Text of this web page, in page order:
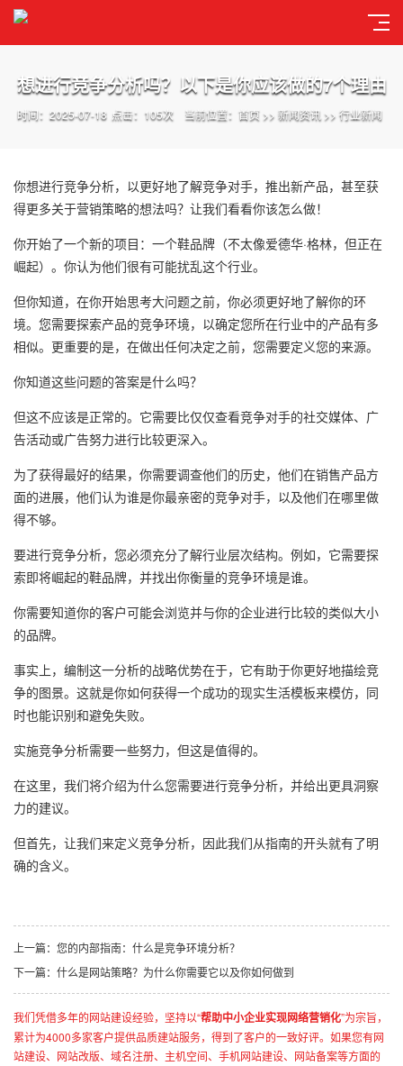
想进行竞争分析吗？以下是你应该做的7个理由
当前位置： 首页>> 新闻资讯 >> 行业新闻
时间：2025-07-18 点击：105次
你想进行竞争分析，以更好地了解竞争对手，推出新产品，甚至获
得更多关于营销策略的想法吗？让我们看看你该怎么做！
你开始了一个新的项目：一个鞋品牌（不太像爱德华·格林，但正在
崛起）。你认为他们很有可能扰乱这个行业。
但你知道，在你开始思考大问题之前，你必须更好地了解你的环
境。您需要探索产品的竞争环境，以确定您所在行业中的产品有多
相似。更重要的是，在做出任何决定之前，您需要定义您的来源。
你知道这些问题的答案是什么吗？
但这不应该是正常的。它需要比仅仅查看竞争对手的社交媒体、广
告活动或广告努力进行比较更深入。
为了获得最好的结果，你需要调查他们的历史，他们在销售产品方
面的进展，他们认为谁是你最亲密的竞争对手，以及他们在哪里做
得不够。
要进行竞争分析，您必须充分了解行业层次结构。例如，它需要探
索即将崛起的鞋品牌，并找出你衡量的竞争环境是谁。
你需要知道你的客户可能会浏览并与你的企业进行比较的类似大小
的品牌。
事实上，编制这一分析的战略优势在于，它有助于你更好地描绘竞
争的图景。这就是你如何获得一个成功的现实生活模板来模仿，同
时也能识别和避免失败。
实施竞争分析需要一些努力，但这是值得的。
在这里，我们将介绍为什么您需要进行竞争分析，并给出更具洞察
力的建议。
但首先，让我们来定义竞争分析，因此我们从指南的开头就有了明
确的含义。
上一篇： 您的内部指南：什么是竞争环境分析？
下一篇： 什么是网站策略？为什么你需要它以及你如何做到
我们凭借多年的网站建设经验，坚持以“帮助中小企业实现网络营销化”为宗旨，
累计为4000多家客户提供品质建站服务，得到了客户的一致好评。如果您有网
站建设、网站改版、域名注册、主机空间、手机网站建设、网站备案等方面的